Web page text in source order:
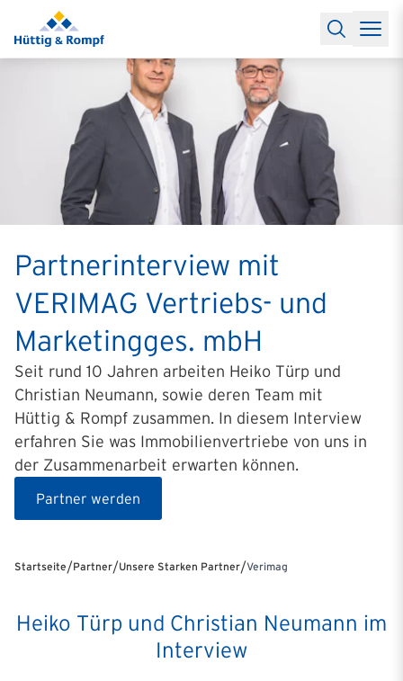
Baufinanzierung
RechnerBaufinanzierungsrechner
Anschlussfinanzierung
Partner werden
Erfolgreiche Partnerschaften
Käuferprofile 2026 10 Jahre Städtevergleich
Charts & Rechner
Aktuelle Bauzinsen
Einbindung
News & Events
Updates erhalten
Alle Termine
Ihre Ansprechpartner
Partnerinterview mit
VERIMAG Vertriebs- und
Marketingges. mbH
Seit rund 10 Jahren arbeiten Heiko Türp und
Christian Neumann, sowie deren Team mit
Hüttig & Rompf zusammen. In diesem Interview
erfahren Sie was Immobilienvertriebe von uns in
der Zusammenarbeit erwarten können.
Partner werden
Startseite/Partner/Unsere Starken Partner/Verimag
Heiko Türp und Christian Neumann im
Interview